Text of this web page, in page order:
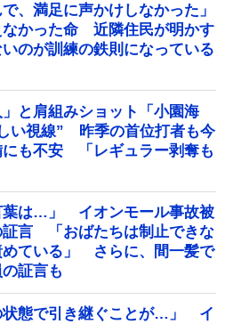
、満足に声かけしなかった」
なかった命 近隣住民が明かす
いのが訓練の鉄則になっている
」と肩組みショット「小園海
い視線” 昨季の首位打者も今
にも不安 「レギュラー剥奪も
葉は…」 イオンモール事故被
証言 「おばたちは制止できな
めている」 さらに、間一髪で
証言も
状態で引き継ぐことが…」 イ